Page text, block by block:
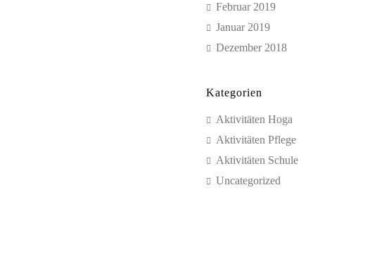
Februar 2019
Januar 2019
Dezember 2018
Kategorien
Aktivitäten Hoga
Aktivitäten Pflege
Aktivitäten Schule
Uncategorized